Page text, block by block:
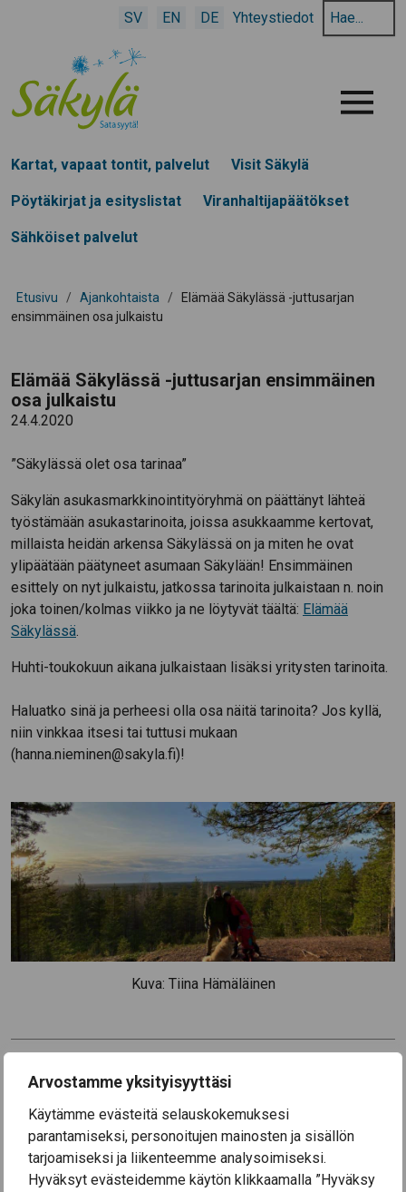
Arvostamme yksityisyyttäsi
Käytämme evästeitä selauskokemuksesi
parantamiseksi, personoitujen mainosten ja sisällön
tarjoamiseksi ja liikenteemme analysoimiseksi.
Hyväksyt evästeidemme käytön klikkaamalla ”Hyväksy
SV EN DE Yhteystiedot
Hae
hakusanalla:
Menu
Kartat, vapaat tontit, palvelut Visit Säkylä
Pöytäkirjat ja esityslistat Viranhaltijapäätökset
Sähköiset palvelut
Etusivu / Ajankohtaista /
Elämää Säkylässä -juttusarjan
ensimmäinen osa julkaistu
Elämää Säkylässä -juttusarjan ensimmäinen
osa julkaistu
24.4.2020
”Säkylässä olet osa tarinaa”
Säkylän asukasmarkkinointityöryhmä on päättänyt lähteä
työstämään asukastarinoita, joissa asukkaamme kertovat,
millaista heidän arkensa Säkylässä on ja miten he ovat
ylipäätään päätyneet asumaan Säkylään! Ensimmäinen
esittely on nyt julkaistu, jatkossa tarinoita julkaistaan n. noin
joka toinen/kolmas viikko ja ne löytyvät täältä: Elämää
Säkylässä
Huhti-toukokuun aikana julkaistaan lisäksi yritysten tarinoita.
Haluatko sinä ja perheesi olla osa näitä tarinoita? Jos kyllä,
niin vinkkaa itsesi tai tuttusi mukaan
(hanna.nieminen@sakyla.fi)!
Kuva: Tiina Hämäläinen
Artikkelien
selaus
Haastepyöräily 2020
Ajankohtaista